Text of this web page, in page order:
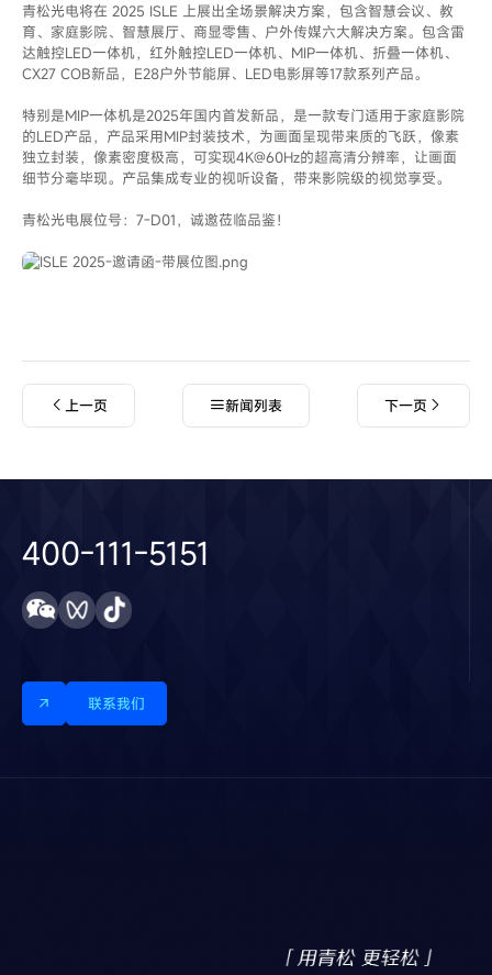
青松光电将在 2025 ISLE 上展出全场景解决方案，包含智慧会议、教
育、家庭影院、智慧展厅、商显零售、户外传媒六大解决方案。包含雷
达触控LED一体机，红外触控LED一体机、MIP一体机、折叠一体机、
CX27 COB新品，E28户外节能屏、LED电影屏等17款系列产品。
特别是MIP一体机是2025年国内首发新品，是一款专门适用于家庭影院
的LED产品，产品采用MIP封装技术，为画面呈现带来质的飞跃，像素
独立封装，像素密度极高，可实现4K@60Hz的超高清分辨率，让画面
细节分毫毕现。产品集成专业的视听设备，带来影院级的视觉享受。
青松光电展位号：7-D01，诚邀莅临品鉴！
上一页 新闻列表 下一页
400-111-5151
联系我们